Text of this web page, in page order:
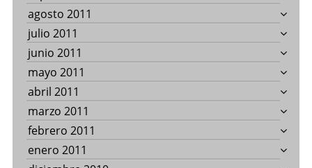
agosto 2011
julio 2011
junio 2011
mayo 2011
abril 2011
marzo 2011
febrero 2011
enero 2011